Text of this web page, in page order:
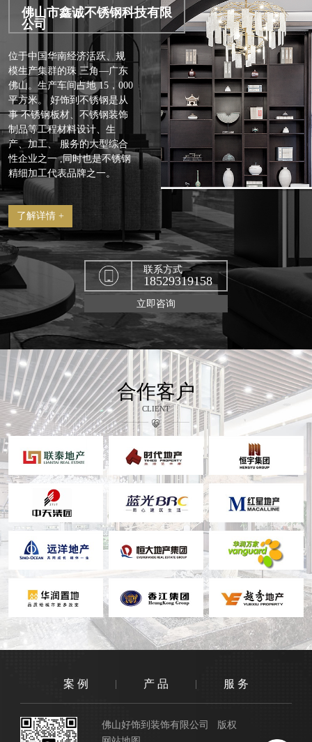
佛山市鑫诚不锈钢科技有限
公司
位于中国华南经济活跃、规
模生产集群的珠 三角—广东
佛山。生产车间占地 15，000
平方米。 好饰到不锈钢是从
事 不锈钢板材、不锈钢装饰
制品等工程材料设计、生
产、加工、 服务的大型综合
性企业之一 ,同时也是不锈钢
精细加工代表品牌之一。
了解详情 +
联系方式
18529319158
立即咨询
合作客户
CLIENT
案 例 产 品 服 务
佛山好饰到装饰有限公司 版权